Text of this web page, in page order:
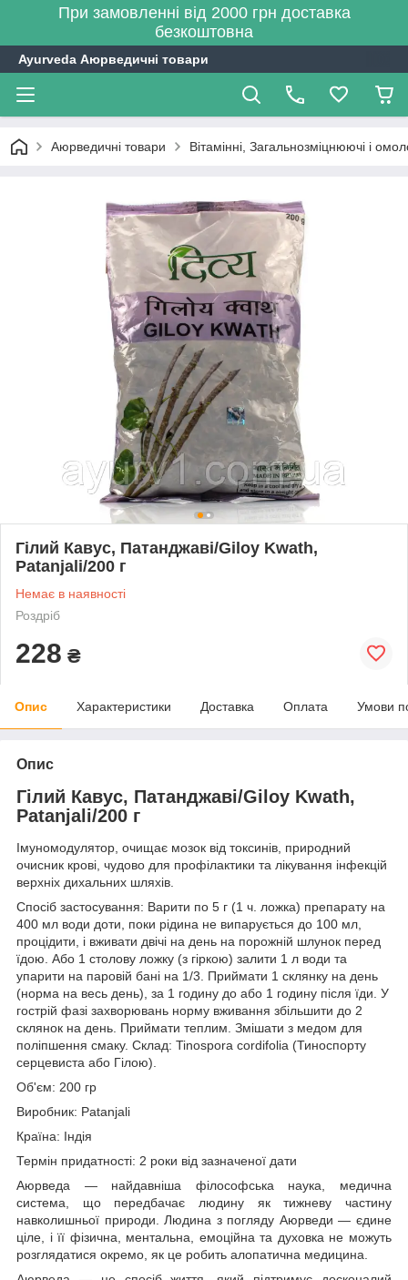
При замовленні від 2000 грн доставка
безкоштовна
Ayurveda Аюрведичні товари
Аюрведичні товари Вітамінні, Загальнозміцнюючі і
Гілий Кавус, Патанджаві/Giloy Kwath,
Patanjali/200 г
Немає в наявності
Роздріб
228 ₴
Опис Характеристики Доставка Оплата Умови
Опис
Гілий Кавус, Патанджаві/Giloy Kwath,
Patanjali/200 г
Імуномодулятор, очищає мозок від токсинів, природний
очисник крові, чудово для профілактики та лікування інфекцій
верхніх дихальних шляхів.
Спосіб застосування: Варити по 5 г (1 ч. ложка) препарату на
400 мл води доти, поки рідина не випарується до 100 мл,
процідити, і вживати двічі на день на порожній шлунок перед
їдою. Або 1 столову ложку (з гіркою) залити 1 л води та
упарити на паровій бані на 1/3. Приймати 1 склянку на день
(норма на весь день), за 1 годину до або 1 годину після їди. У
гострій фазі захворювань норму вживання збільшити до 2
склянок на день. Приймати теплим. Змішати з медом для
поліпшення смаку. Склад: Tinospora cordifolia (Тиноспорту
серцевиста або Гілою).
Об'єм: 200 гр
Виробник: Patanjali
Країна: Індія
Термін придатності: 2 роки від зазначеної дати
Аюрведа — найдавніша філософська наука, медична
система, що передбачає людину як тижневу частину
навколишньої природи. Людина з погляду Аюрведи — єдине
ціле, і її фізична, ментальна, емоційна та духовка не можуть
розглядатися окремо, як це робить алопатична медицина.